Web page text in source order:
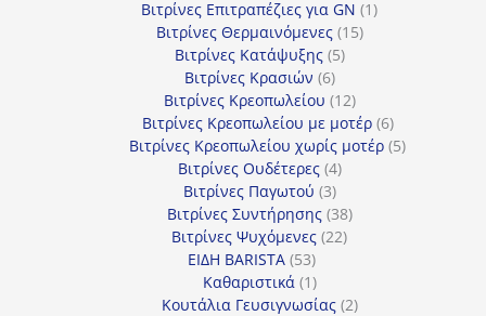
προϊόν
Βιτρίνες Επιτραπέζιες για GN 11
Βιτρίνες Θερμαινόμενες 1515
Βιτρίνες Κατάψυξης 55
Βιτρίνες Κρασιών 66
προϊόντα
Βιτρίνες Κρεοπωλείου 1212
προϊόντα
Βιτρίνες Κρεοπωλείου με μοτέρ 66
προϊόντα
Βιτρίνες Κρεοπωλείου χωρίς μοτέρ 55
Βιτρίνες Ουδέτερες 44
προϊόντα
Βιτρίνες Παγωτού 33
προϊόντα
Βιτρίνες Συντήρησης 3838
προϊόντα
Βιτρίνες Ψυχόμενες 2222
ΕΙΔΗ BARISTA 5353
προϊόντα
Καθαριστικά 11
προϊόν
Κουτάλια Γευσιγνωσίας 22